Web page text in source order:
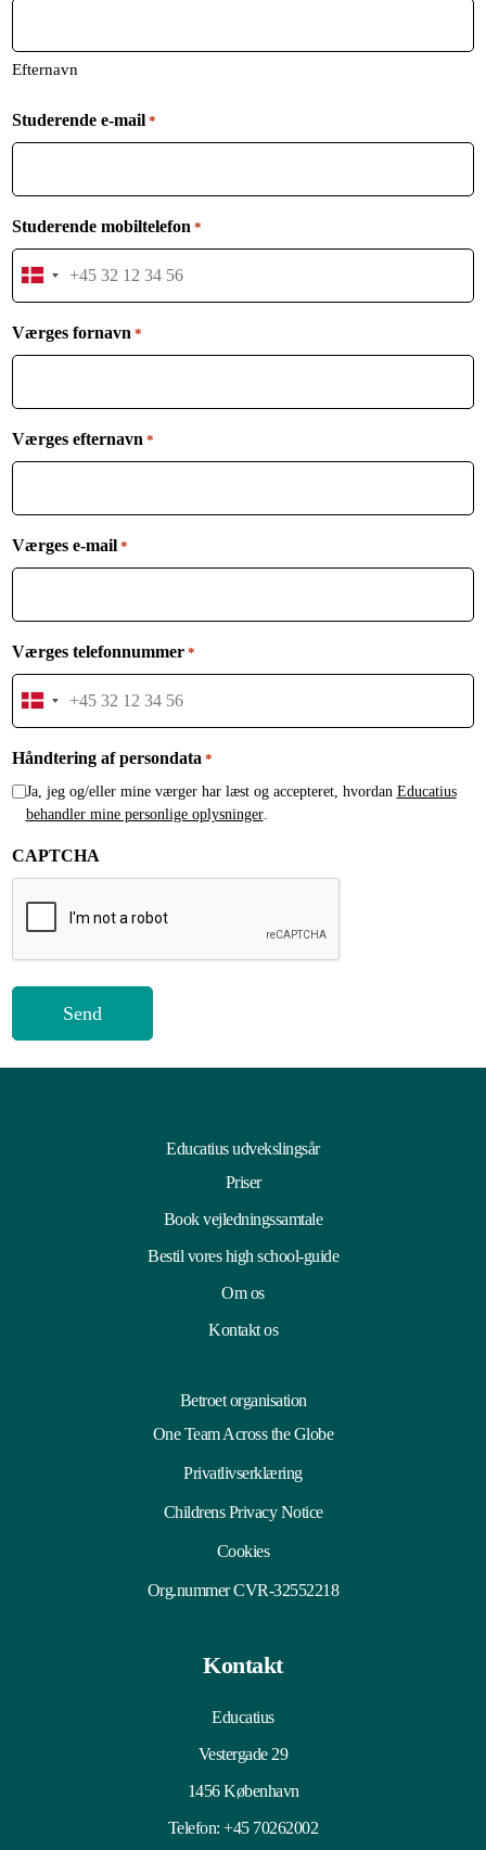
Efternavn
Studerende e-mail *
Studerende mobiltelefon *
Denmark
+45
Værges fornavn *
Værges efternavn *
Værges e-mail *
Værges telefonnummer *
Denmark
+45
Håndtering af persondata *
Ja, jeg og/eller mine værger har læst og accepteret, hvordan Educatius
behandler mine personlige oplysninger.
CAPTCHA
Educatius udvekslingsår
Priser
Book vejledningssamtale
Bestil vores high school-guide
Om os
Kontakt os
Betroet organisation
One Team Across the Globe
Privatlivserklæring
Childrens Privacy Notice
Cookies
Org.nummer CVR-32552218
Kontakt
Educatius
Vestergade 29
1456 København
Telefon:+45 70262002